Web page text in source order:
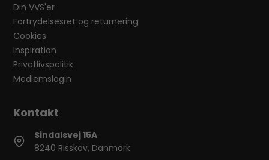
Din VVS'er
Fortrydelsesret og returnering
Cookies
Inspiration
Privatlivspolitik
Medlemslogin
Sindalsvej 15A
8240 Risskov, Danmark